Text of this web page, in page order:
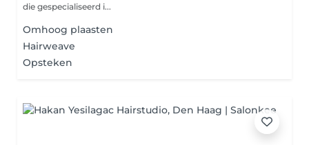
die gespecialiseerd i...
Omhoog plaasten
Hairweave
Opsteken